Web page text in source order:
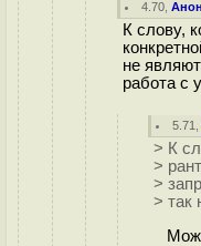
4.70 ,
К слову,
не
работа с
5.71
> К
>
>
> так